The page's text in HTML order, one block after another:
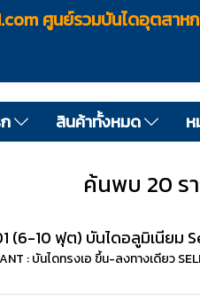
ศูนย์รวมบันไดอุตสา
สินค้าทั้งหมด
ค้นพบ 20 ร
(6-10 ฟุต) บันไดอลูมิเนียม
: บันไดทรงเอ ขึ้น-ลงทางเดียว